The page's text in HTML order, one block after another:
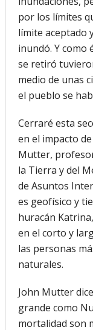
por los límites
límite aceptado
inundó. Y como
se retiró
medio de unas
el pueblo se
Cerraré esta
en el impacto
Mutter,
la Tierra y del
de Asuntos
es geofísico y
huracán
en el corto y
las personas
naturales.
John Mutter
grande como
mortalidad son